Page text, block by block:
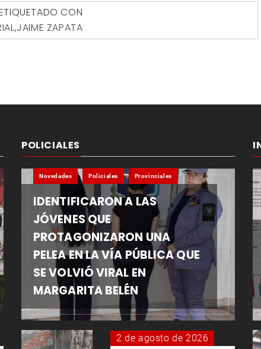
CON
,JAIME ZAPATA
POLICIALES
Novedades Policiales Provinciales
IDENTIFICARON A LAS
JÓVENES QUE
PROTAGONIZARON UNA
PELEA EN LA VÍA PÚBLICA QUE
SE VOLVIÓ VIRAL EN
MARGARITA BELÉN
2 de agosto de 2026